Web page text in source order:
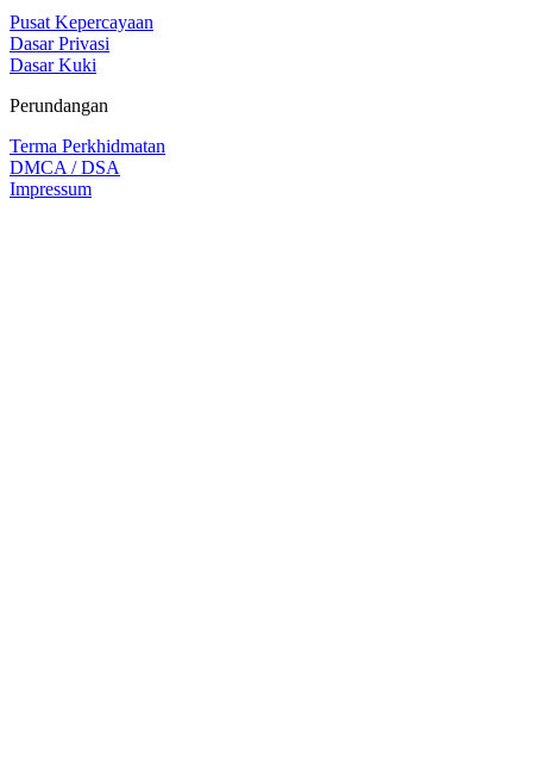
Pusat Kepercayaan
Dasar Privasi
Dasar Kuki
Perundangan
Terma Perkhidmatan
DMCA / DSA
Impressum